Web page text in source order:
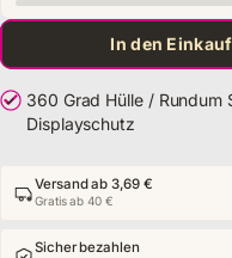
In den
360 Grad Hülle / Rundum
Displayschutz
Versand ab 3,69 €
Gratis ab 40 €
Sicher bezahlen